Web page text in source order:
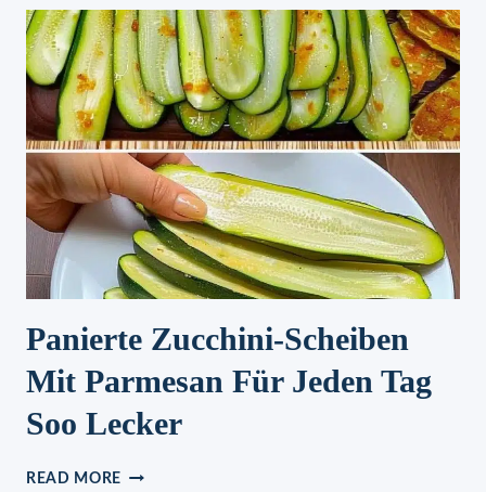
Panierte Zucchini-Scheiben
Mit Parmesan Für Jeden Tag
Soo Lecker
READ MORE PANIERTE